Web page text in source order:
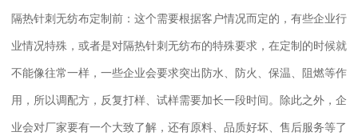
隔热针刺无纺布定制前：这个需要根据客户情况而定的，有些企业行
业情况特殊，或者是对隔热针刺无纺布的特殊要求，在定制的时候就
不能像往常一样，一些企业会要求突出防水、防火、保温、阻燃等作
用，所以调配方，反复打样、试样需要加长一段时间。除此之外，企
业会对厂家要有一个大致了解，还有原料、品质好坏、售后服务等了